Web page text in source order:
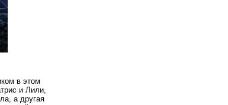
в этом
и Лили,
а другая